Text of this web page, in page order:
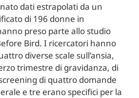
dati estrapolati da un
di 196 donne in
preso parte allo studio
Bird. I ricercatori hanno
diverse scale sull’ansia,
trimestre di gravidanza, di
di quattro domande
e tre erano specifici per la